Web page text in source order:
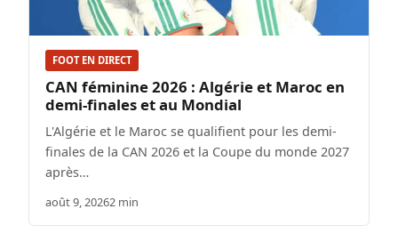
FOOT EN DIRECT
CAN féminine 2026 : Algérie et Maroc en
demi-finales et au Mondial
L'Algérie et le Maroc se qualifient pour les demi-
finales de la CAN 2026 et la Coupe du monde 2027
après…
août 9, 20262 min